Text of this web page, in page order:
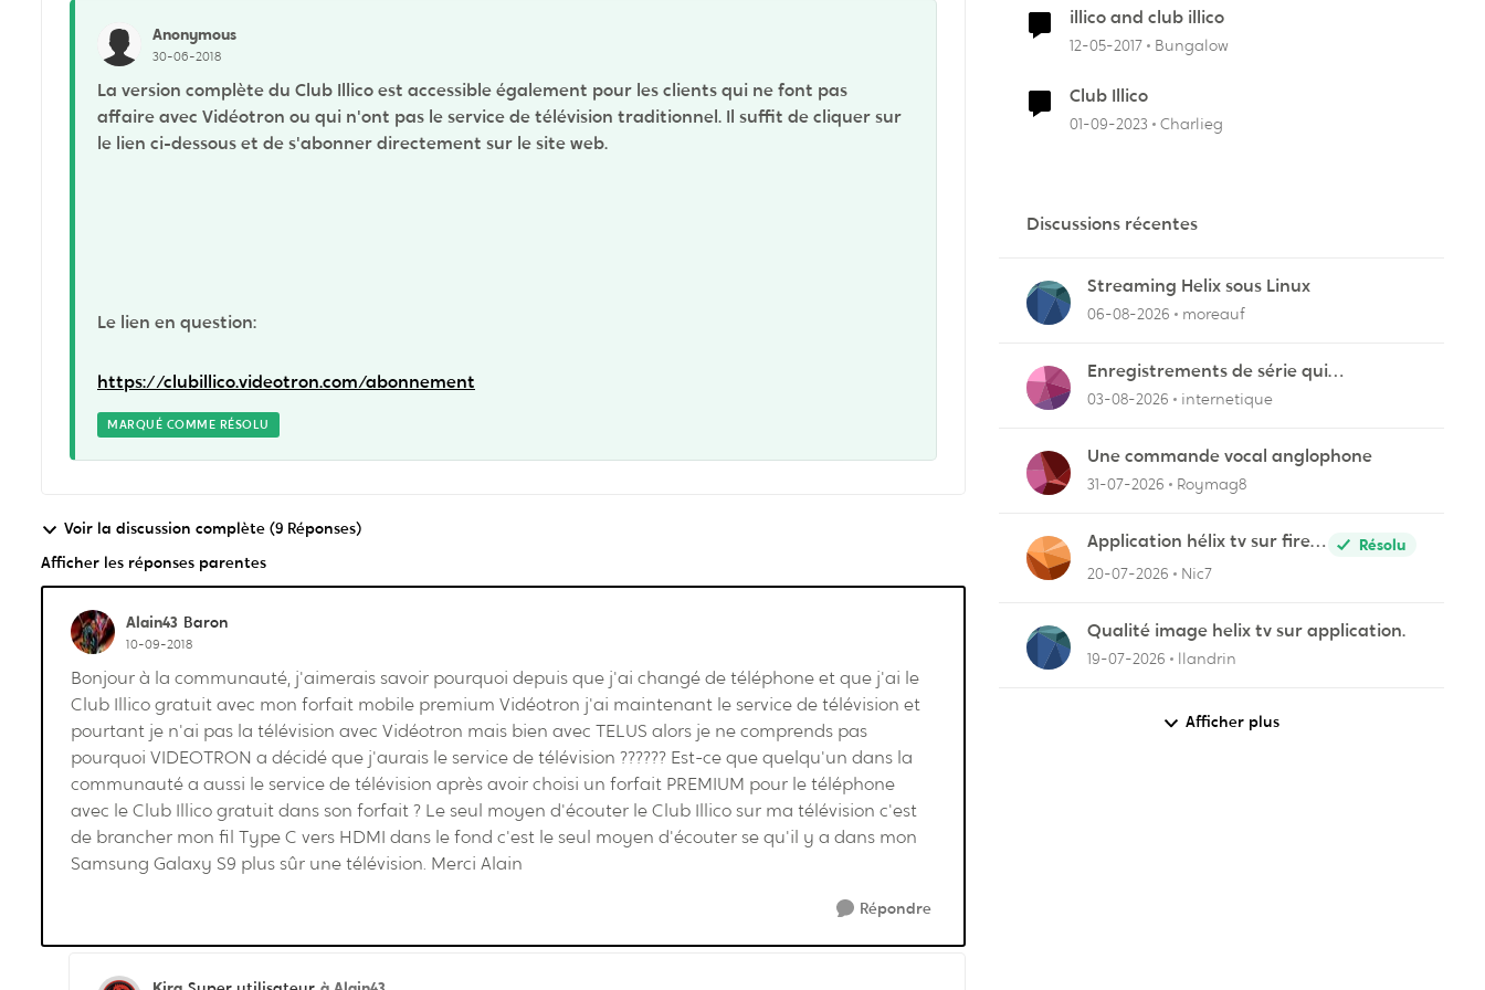
Anonymous
30-06-2018
La version complète du Club Illico est accessible également pour les clients qui ne font pas
affaire avec Vidéotron ou qui n'ont pas le servicede télévision traditionnel. Il suffit de cliquer sur
le lien ci-dessous et de s'abonner directement sur le site web.
Le lien en question:
https://clubillico.videotron.com/abonnement
MARQUÉ COMME RÉSOLU
Voir la discussion complète (9 Réponses)
Afficher les réponses parentes
Alain43 Baron
10-09-2018
Bonjour à la communauté, j'aimerais savoir pourquoi depuis que j'ai changé de téléphone et que j'ai le
Club Illico gratuit avec mon forfait mobile premium Vidéotron j'ai maintenant le service de télévision et
pourtant je n'ai pas la télévision avec Vidéotron mais bien avec TELUS alors je ne comprends pas
pourquoi VIDEOTRON a décidé que j'aurais le service de télévision ?????? Est-ce que quelqu'un dans la
communauté a aussi le service de télévision après avoir choisi un forfait PREMIUM pour le téléphone
avec le Club Illico gratuit dans son forfait ? Le seul moyen d'écouter le Club Illico sur ma télévision c'est
de brancher mon fil Type C vers HDMI dans le fond c'est le seul moyen d'écouter se qu'il y a dans mon
Samsung Galaxy S9 plus sûr une télévision. Merci Alain
Répondre
illico and club illico
12-05-2017 Bungalow
Club Illico
01-09-2023 Charlieg
Discussions récentes
Streaming Helix sous Linux
06-08-2026 moreauf
Enregistrements de série qui
cafouillent
03-08-2026 internetique
Une commande vocal anglophone
31-07-2026 Roymag8
Application hélix tv sur fire
stick
Résolu
20-07-2026
Nic7
Qualité image helix tv sur application.
19-07-2026 llandrin
Afficher plus